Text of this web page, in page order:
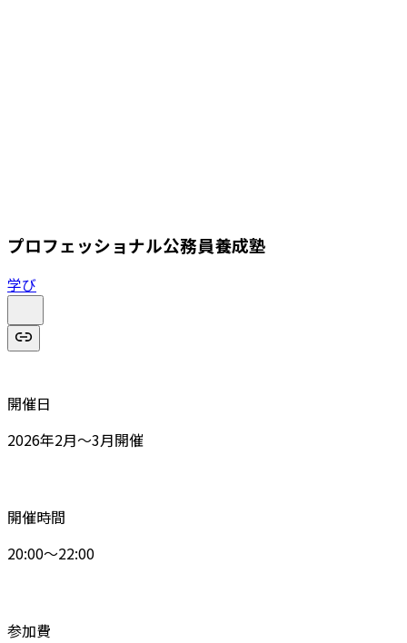
プロフェッショナル公務員養成塾
学び
開催日
2026年2月～3月開催
開催時間
20:00～22:00
参加費